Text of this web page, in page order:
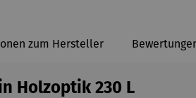
zum Hersteller
Holzoptik 230 L